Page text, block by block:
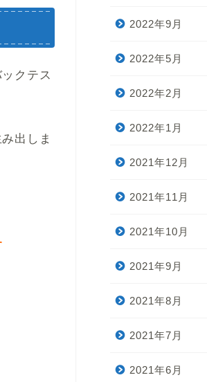
クテス
出しま
2022年9月
2022年5月
2022年2月
2022年1月
2021年12月
2021年11月
2021年10月
2021年9月
2021年8月
2021年7月
2021年6月